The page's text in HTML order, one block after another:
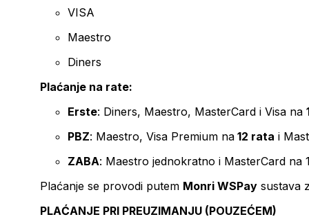
VISA
Maestro
Diners
Plaćanje na rate:
Erste: Diners, Maestro, MasterCard i Visa na
PBZ: Maestro, Visa Premium na 12 rata i
ZABA: Maestro jednokratno i MasterCard na
Plaćanje se provodi putem Monri WSPay sustava
PLAĆANJE PRI PREUZIMANJU (POUZEĆEM)